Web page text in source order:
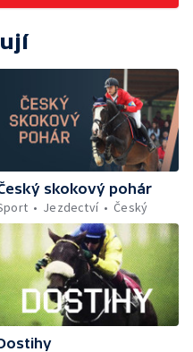
skokový pohár
Jezdectví Český